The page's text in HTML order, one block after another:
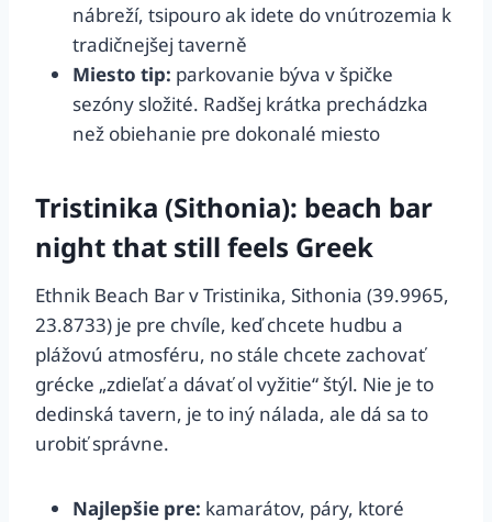
nábreží, tsipouro ak idete do vnútrozemia k
tradičnejšej taverně
Miesto tip: parkovanie býva v špičke
sezóny složité. Radšej krátka prechádzka
než obiehanie pre dokonalé miesto
Tristinika (Sithonia): beach bar
night that still feels Greek
Ethnik Beach Bar v Tristinika, Sithonia (39.9965,
23.8733) je pre chvíle, keď chcete hudbu a
plážovú atmosféru, no stále chcete zachovať
grécke „zdieľať a dávať ol vyžitie“ štýl. Nie je to
dedinská tavern, je to iný nálada, ale dá sa to
urobiť správne.
Najlepšie pre: kamarátov, páry, ktoré